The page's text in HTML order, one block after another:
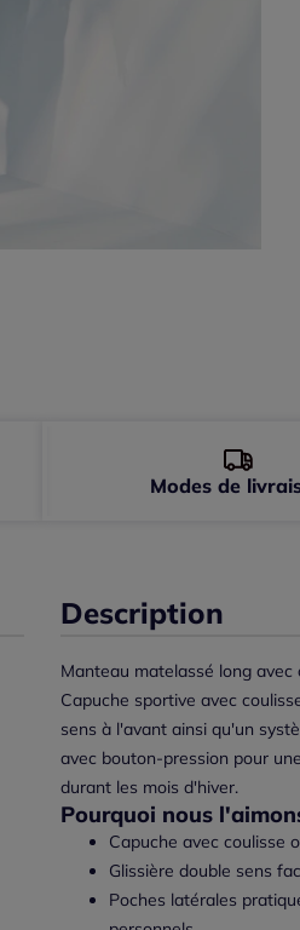
Description
Manteau matelassé long
Capuche sportive avec
sens à l'avant ainsi qu'un
avec bouton-pression pour
durant les mois d'hiver.
Pourquoi nous
Capuche avec coulisse
Glissière double sens
Poches latérales
Modes de